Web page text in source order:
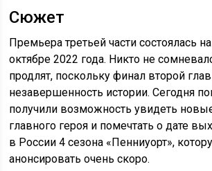
Сюжет
Премьера третьей части состоялась
октябре 2022 года. Никто не
продлят, поскольку финал второй
незавершенность истории. Сегодня
получили возможность увидеть
главного героя и помечтать о дате
в России 4 сезона «Пенниуорт»,
анонсировать очень скоро.